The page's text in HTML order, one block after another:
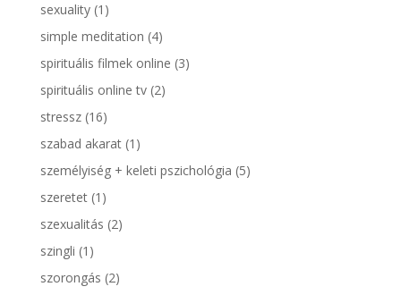
sexuality(1)
simple meditation (4)
spirituális filmek online (3)
spirituális online tv(2)
stressz(16)
szabad akarat(1)
személyiség + keleti pszichológia (5)
szeretet(1)
szexualitás (2)
szingli (1)
szorongás (2)